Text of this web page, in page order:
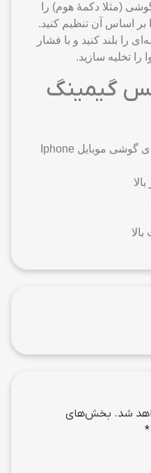
(مثلا دکمهٔ هوم) را
بر اساس آن تنظیم کنید.
را بلند کنید و با فشار
تخلیه سازید.
گیمینگ
جدیدترین نسل گلس برای گوشی موبایل Iphone
شد. بخش‌های
*